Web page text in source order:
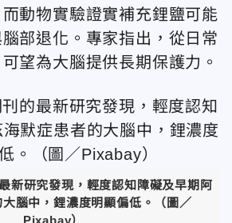
動物實驗證實補充鋰鹽可能
部退化。專家指出，從日常
望為大腦提供長期保護力。
新研究發現，輕度認知障礙及早期阿
腦中，鋰濃度明顯偏低。（圖／
Pixabay）